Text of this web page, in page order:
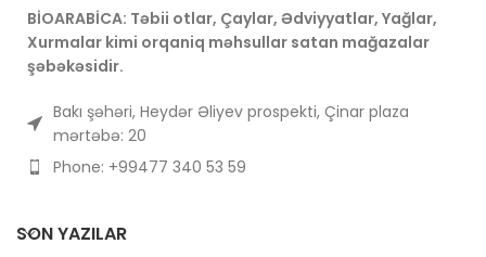
detoksifikasiyanı
stimullaşdırmaq və ümumi
sağlamlığa müsbət təsir
olunur.
BİOARABİCA: Təbii otlar, Çaylar, Ədviyyatlar, Yağlar,
Xurmalar kimi orqaniq məhsullar satan mağazalar
şəbəkəsidir.
Bakı şəhəri, Heydər Əliyev prospekti, Çinar plaza
mərtəbə: 20
Phone: +99477 340 53 59
SON YAZILAR